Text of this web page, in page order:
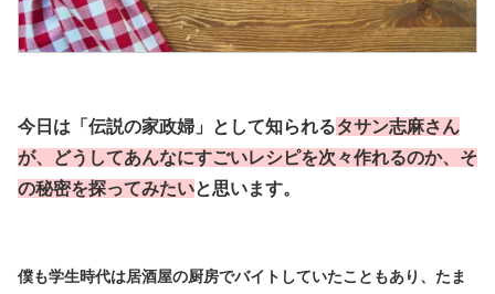
今日は「伝説の家政婦」として知られるタサン志麻さん
が、どうしてあんなにすごいレシピを次々作れるのか、そ
の秘密を探ってみたいと思います。
僕も学生時代は居酒屋の厨房でバイトしていたこともあり、たま